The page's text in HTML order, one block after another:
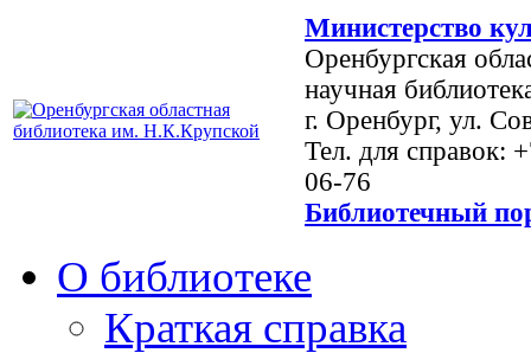
Министерство
Оренбургская
научная
г. Оренбург, ул.
Тел. для справок:
06-76
Библиотечный
О библиотеке
Краткая справка